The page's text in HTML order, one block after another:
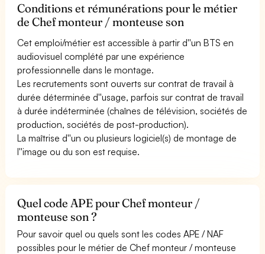
Conditions et rémunérations pour le métier
de Chef monteur / monteuse son
Cet emploi/métier est accessible à partir d''un BTS en
audiovisuel complété par une expérience
professionnelle dans le montage.
Les recrutements sont ouverts sur contrat de travail à
durée déterminée d''usage, parfois sur contrat de travail
à durée indéterminée (chaînes de télévision, sociétés de
production, sociétés de post-production).
La maîtrise d''un ou plusieurs logiciel(s) de montage de
l''image ou du son est requise.
Quel code APE pour Chef monteur /
monteuse son ?
Pour savoir quel ou quels sont les codes APE / NAF
possibles pour le métier de Chef monteur / monteuse